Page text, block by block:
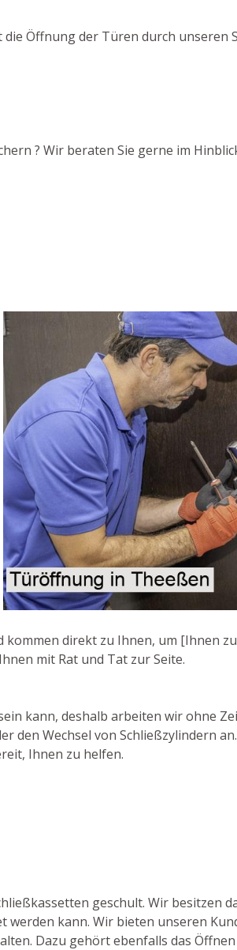
Öffnung der Türen durch unseren
? Wir beraten Sie gerne im
direkt zu Ihnen, um [Ihnen
mit Rat und Tat zur Seite.
kann, deshalb arbeiten wir ohne
den Wechsel von Schließzylindern
Ihnen zu helfen.
geschult. Wir besitzen
kann. Wir bieten unseren
Dazu gehört ebenfalls das